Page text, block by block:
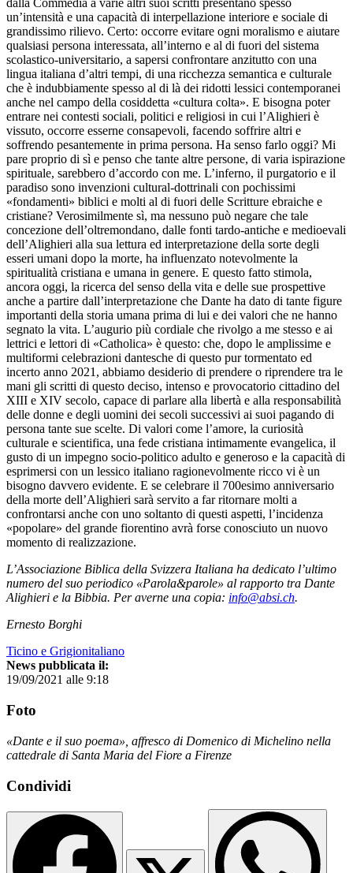
dalla Commedia a varie altri suoi scritti presentano spesso
un’intensità e una capacità di interpellazione interiore e sociale di
grandissimo rilievo. Certo: occorre evitare ogni moralismo e aiutare
qualsiasi persona interessata, all’interno e al di fuori del sistema
scolastico-universitario, a sapersi confrontare anzitutto con una
lingua italiana d’altri tempi, di una ricchezza semantica e culturale
che è indubbiamente spesso al di là dei ridotti lessici contemporanei
anche nel campo della cosiddetta «cultura colta». E bisogna poter
entrare nei contesti sociali, politici e religiosi in cui l’Alighieri è
vissuto, occorre esserne consapevoli, facendo soffrire altri e
soffrendo pesantemente in prima persona. Ha senso farlo oggi? Mi
pare proprio di sì e penso che tante altre persone, di varia ispirazione
spirituale, sarebbero d’accordo con me. L’inferno, il purgatorio e il
paradiso sono invenzioni cultural-dottrinali con pochissimi
«fondamenti» biblici e molti al di fuori delle Scritture ebraiche e
cristiane? Verosimilmente sì, ma nessuno può negare che tale
concezione dell’oltremondano, dalle fonti tardo-antiche e medioevali
dell’Alighieri alla sua lettura ed interpretazione della sorte degli
esseri umani dopo la morte, ha influenzato notevolmente la
spiritualità cristiana e umana in genere. E questo fatto stimola,
ancora oggi, la ricerca del senso della vita e delle sue prospettive
anche a partire dall’interpretazione che Dante ha dato di tante figure
importanti della storia umana prima di lui e dei valori che ne hanno
segnato la vita. L’augurio più cordiale che rivolgo a me stesso e ai
lettrici e lettori di «Catholica» è questo: che, dopo le amplissime e
multiformi celebrazioni dantesche di questo pur tormentato ed
incerto anno 2021, abbiamo desiderio di prendere o riprendere tra le
mani gli scritti di questo deciso, intenso e provocatorio cittadino del
XIII e XIV secolo, capace di parlare alla libertà e alla responsabilità
delle donne e degli uomini dei secoli successivi ai suoi pagando di
persona tante sue scelte. Di valori come l’amore, la curiosità
culturale e scientifica, una fede cristiana intimamente evangelica, il
gusto di un impegno socio-politico adulto e generoso e la capacità di
esprimersi con un lessico italiano ragionevolmente ricco vi è un
bisogno davvero evidente. E se celebrare il 700esimo anniversario
della morte dell’Alighieri sarà servito a far ritornare molti a
confrontarsi anche con uno soltanto di questi aspetti, l’incidenza
«popolare» del grande fiorentino avrà forse conosciuto un nuovo
momento di realizzazione.
L’Associazione Biblica della Svizzera Italiana ha dedicato l’ultimo
numero del suo periodico «Parola&parole» al rapporto tra Dante
Alighieri e la Bibbia. Per averne una copia: info@absi.ch.
Ernesto Borghi
Ticino e Grigionitaliano
News pubblicata il:
19/09/2021 alle 9:18
Foto
«Dante e il suo poema», affresco di Domenico di Michelino nella
cattedrale di Santa Maria del Fiore a Firenze
Condividi